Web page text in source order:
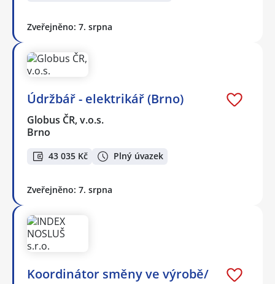
Zveřejněno: 7. srpna
Údržbář - elektrikář (Brno)
Globus ČR, v.o.s.
Brno
43 035 Kč Plný úvazek
Zveřejněno: 7. srpna
Koordinátor směny ve výrobě/